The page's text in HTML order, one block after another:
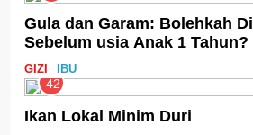
Gula dan Garam: Bolehkah
Sebelum usia Anak 1 Tahun?
GIZI IBU
42
Ikan Lokal Minim Duri